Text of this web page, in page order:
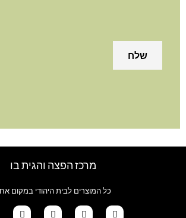
מרכז הפצה והגית בו
כל המוצרים לבית היהודי במקום